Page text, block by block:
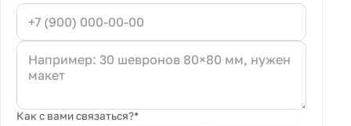
Как с вами связаться?*